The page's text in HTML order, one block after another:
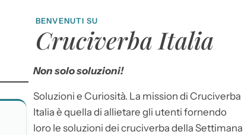
BENVENUTI SU
Cruciverba Italia
Non solo soluzioni!
Soluzioni e Curiosità. La mission di Cruciverba
Italia è quella di allietare gli utenti fornendo
loro le soluzioni dei cruciverba della Settimana